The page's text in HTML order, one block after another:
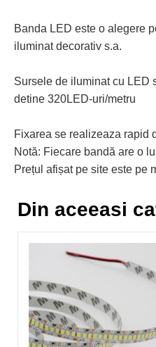
Banda LED este o alegere
iluminat decorativ s.a.
Sursele de iluminat cu LED
detine 320LED-uri/metru
Fixarea se realizeaza rapid
Notă: Fiecare bandă are o
Prețul afișat pe site este pe
Din aceeasi